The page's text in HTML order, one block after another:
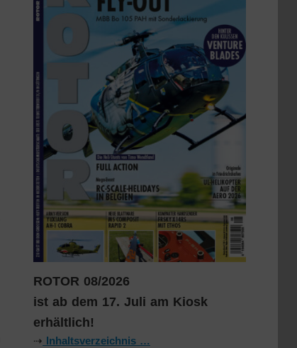
ROTOR 08/2026
ist ab dem 17. Juli am Kiosk
erhältlich!
⇢ Inhaltsverzeichnis …